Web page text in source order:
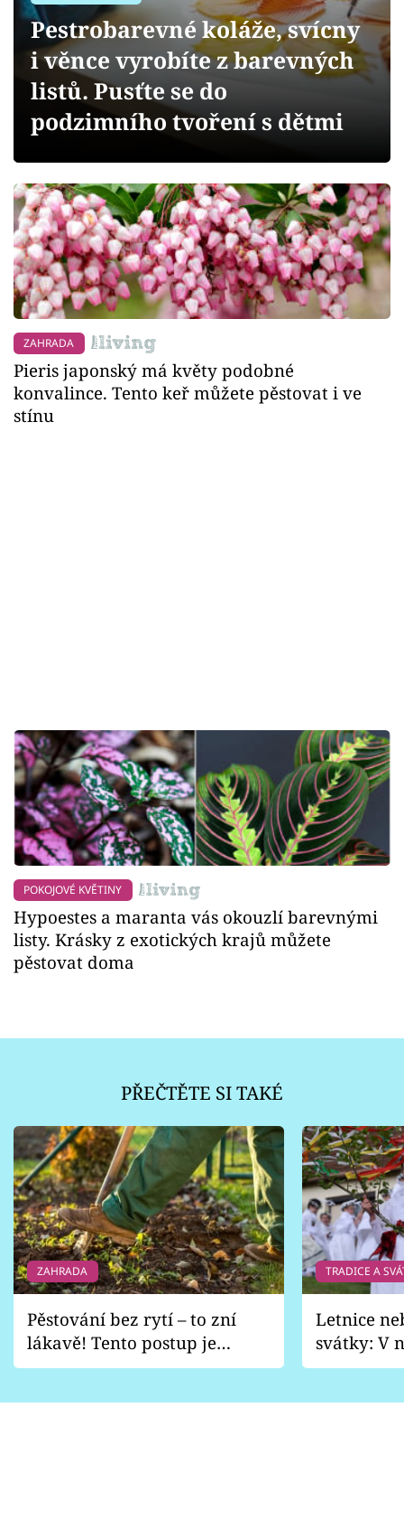
Přihlášení
Sledujte nás
Pestrobarevné koláže, svícny
i věnce vyrobíte z barevných
listů. Pusťte se do
podzimního tvoření s dětmi
ZAHRADA
Pieris japonský má květy podobné
konvalince. Tento keř můžete pěstovat i ve
stínu
POKOJOVÉ KVĚTINY
Hypoestes a maranta vás okouzlí barevnými
listy. Krásky z exotických krajů můžete
pěstovat doma
PŘEČTĚTE SI TAKÉ
ZAHRADA
Pěstování bez rytí – to zní
lákavě! Tento postup je
vhodný jen pro některé
TRADICE A
Letnice
svátky: V
pondělí